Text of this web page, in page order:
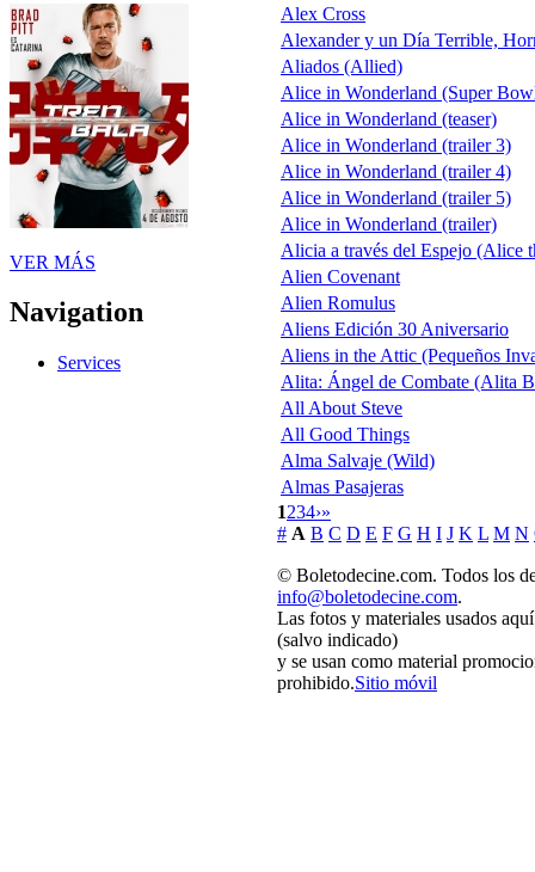
VER MÁS
Navigation
Services
Alex Cross
Alexander y un Día Terrible,
Aliados (Allied)
Alice in Wonderland (Super
Alice in Wonderland (teaser)
Alice in Wonderland (trailer 3)
Alice in Wonderland (trailer 4)
Alice in Wonderland (trailer 5)
Alice in Wonderland (trailer)
Alicia a través del Espejo (Alice
Alien Covenant
Alien Romulus
Aliens Edición 30 Aniversario
Aliens in the Attic (Pequeños
Alita: Ángel de Combate (Alita
All About Steve
All Good Things
Alma Salvaje (Wild)
Almas Pasajeras
1234›»
# A B C D E F G H I J K L M N
© Boletodecine.com. Todos los
info@boletodecine.com.
Las fotos y materiales usados
(salvo indicado)
y se usan como material
prohibido.Sitio móvil